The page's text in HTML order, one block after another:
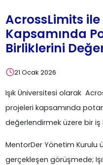
AcrossLimits
Kapsamında
Birliklerini
21 Ocak 2026
Işık Üniversitesi olarak
projeleri kapsamında
değerlendirmek üzere bir iş
MentorDer Yönetim Kurulu
gerçekleşen görüşmede;